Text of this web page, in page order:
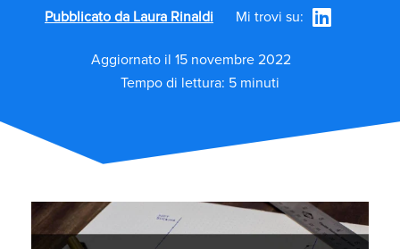
Pubblicato da Laura Rinaldi Mi trovi su:
Aggiornato il 15 novembre 2022
Tempo di lettura: 5 minuti